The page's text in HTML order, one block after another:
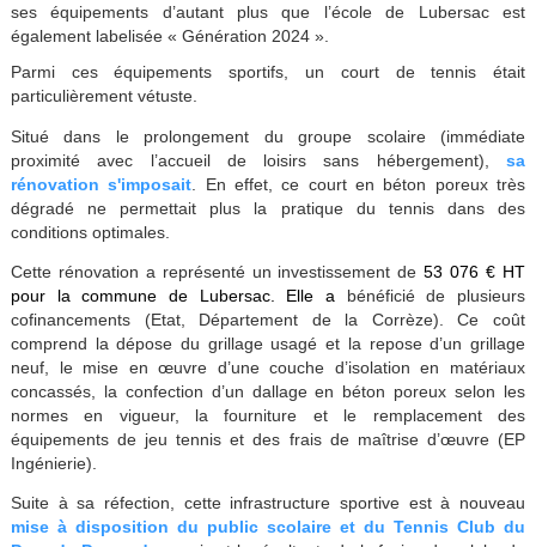
ses équipements d’autant plus que l’école de Lubersac est
également labelisée « Génération 2024 ».
Parmi ces équipements sportifs, un court de tennis était
particulièrement vétuste.
Situé dans le prolongement du groupe scolaire (immédiate
proximité avec l’accueil de loisirs sans hébergement),sa
rénovation s'imposait . En effet, ce court en béton poreux très
dégradé ne permettait plus la pratique du tennis dans des
conditions optimales.
Cette rénovation a représenté un investissement de53 076 € HT
pour la commune de Lubersac. Elle a bénéficié de plusieurs
cofinancements (Etat, Département de la Corrèze). Ce coût
comprend la dépose du grillage usagé et la repose d’un grillage
neuf, le mise en œuvre d’une couche d’isolation en matériaux
concassés, la confection d’un dallage en béton poreux selon les
normes en vigueur, la fourniture et le remplacement des
équipements de jeu tennis et des frais de maîtrise d’œuvre (EP
Ingénierie).
Suite à sa réfection, cette infrastructure sportive est à nouveau
mise à disposition du public scolaire et du Tennis Club du